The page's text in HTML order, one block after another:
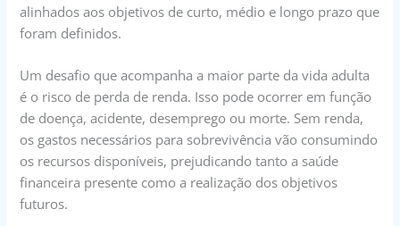
alinhados aos objetivos de curto, médio e longo prazo que
foram definidos.
Um desafio que acompanha a maior parte da vida adulta
é o risco de perda de renda. Isso pode ocorrer em função
de doença, acidente, desemprego ou morte. Sem renda,
os gastos necessários para sobrevivência vão consumindo
os recursos disponíveis, prejudicando tanto a saúde
financeira presente como a realização dos objetivos
futuros.